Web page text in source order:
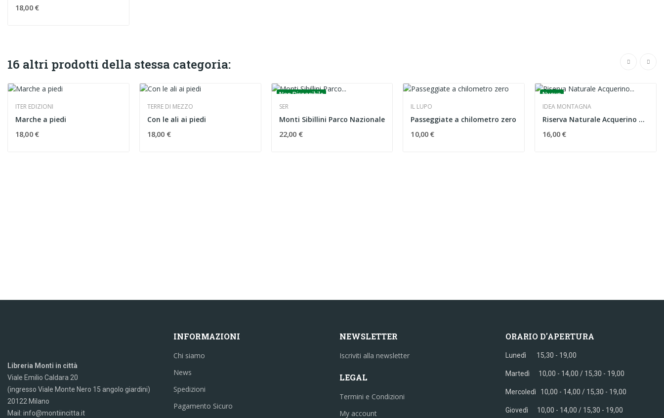
18,00 €
16 altri prodotti della stessa categoria:
ITER EDIZIONI
Marche a piedi
18,00 €
TERRE DI MEZZO
Con le ali ai piedi
18,00 €
Non Disponibile
SER
Monti Sibillini Parco Nazionale
22,00 €
IL LUPO
Passeggiate a chilometro zero
10,00 €
Nuovo
IDEA MONTAGNA
Riserva Naturale Acquerino Cantagallo
16,00 €
Libreria Monti in città
Viale Emilio Caldara 20
(ingresso Viale Monte Nero 15 angolo giardini)
20122 Milano
Mail: info@montiincitta.it
INFORMAZIONI
Chi siamo
News
Spedizioni
Pagamento Sicuro
NEWSLETTER
Iscriviti alla newsletter
LEGAL
Termini e Condizioni
My account
ORARIO D'APERTURA
Lunedì 15,30 - 19,00
Martedì 10,00 - 14,00 / 15,30 - 19,00
Mercoledì 10,00 - 14,00 / 15,30 - 19,00
Giovedì 10,00 - 14,00 / 15,30 - 19,00